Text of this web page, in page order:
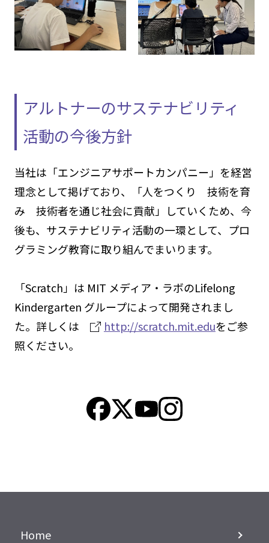
アルトナーのサステナビリティ
活動の今後方針
当社は「エンジニアサポートカンパニー」を経営
理念として掲げており、「人をつくり 技術を育
み 技術者を通じ社会に貢献」していくため、今
後も、サステナビリティ活動の一環として、プロ
グラミング教育に取り組んでまいります。
「Scratch」は MIT メディア・ラボのLifelong
Kindergarten グループによって開発されまし
た。詳しくは
http://scratch.mit.eduをご参
照ください。
Home